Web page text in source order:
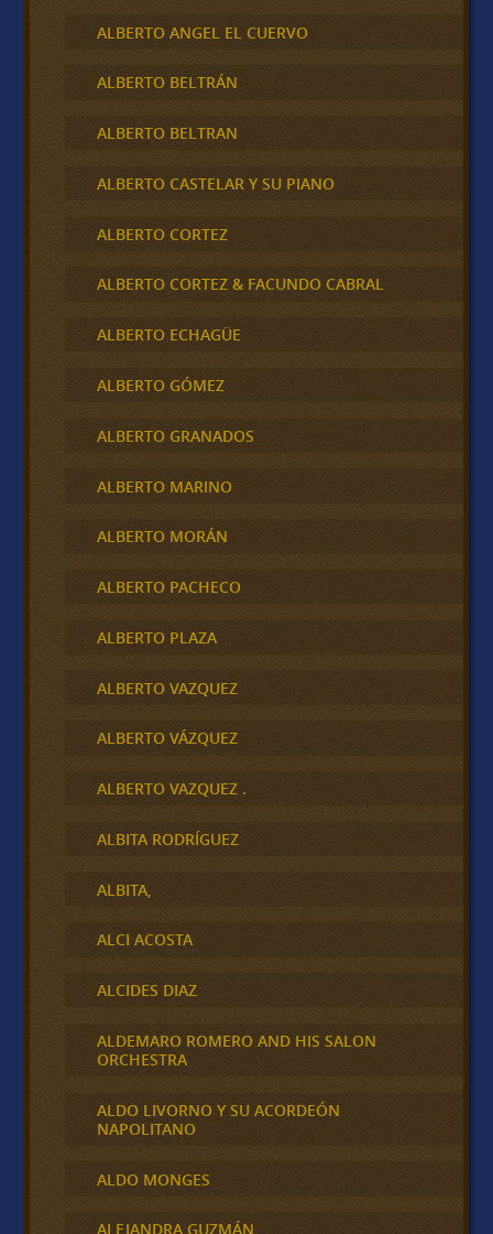
ALBERTO ANGEL EL CUERVO
ALBERTO BELTRÁN
ALBERTO BELTRAN
ALBERTO CASTELAR Y SU PIANO
ALBERTO CORTEZ
ALBERTO CORTEZ & FACUNDO CABRAL
ALBERTO ECHAGÜE
ALBERTO GÓMEZ
ALBERTO GRANADOS
ALBERTO MARINO
ALBERTO MORÁN
ALBERTO PACHECO
ALBERTO PLAZA
ALBERTO VAZQUEZ
ALBERTO VÁZQUEZ
ALBERTO VAZQUEZ .
ALBITA RODRÍGUEZ
ALBITA,
ALCI ACOSTA
ALCIDES DIAZ
ALDEMARO ROMERO AND HIS SALON
ORCHESTRA
ALDO LIVORNO Y SU ACORDEÓN
NAPOLITANO
ALDO MONGES
ALEJANDRA GUZMÁN